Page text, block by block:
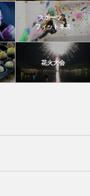
スポーツ・
フィットネス
花火大会